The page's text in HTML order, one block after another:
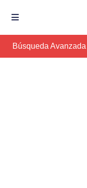
Búsqueda Avanzada